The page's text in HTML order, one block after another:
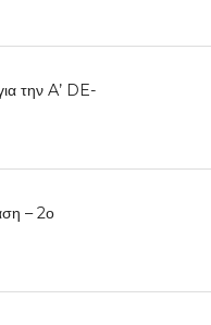
την A’ DE-
– 2ο